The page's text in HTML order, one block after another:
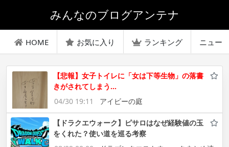
みんなのブログアンテナ
HOME お気に入り ランキング ニュー
【悲報】女子トイレに「女は下等生物」の落書
きがされてしまう…
04/30 19:11
アイビーの庭
【ドラクエウォーク】ピサロはなぜ経験値の玉
をくれた？使い道を巡る考察